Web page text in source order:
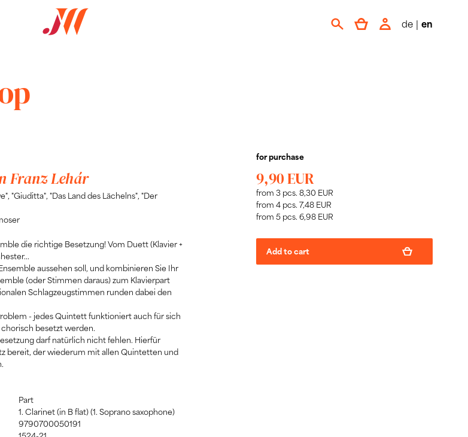
de | en
Franz Lehár
"Giuditta", "Das Land des Lächelns", "Der
die richtige Besetzung! Vom Duett (Klavier +
aussehen soll, und kombinieren Sie Ihr
(oder Stimmen daraus) zum Klavierpart
Schlagzeugstimmen runden dabei den
- jedes Quintett funktioniert auch für sich
besetzt werden.
darf natürlich nicht fehlen. Hierfür
bereit, der wiederum mit allen Quintetten und
Part
1. Clarinet (in B flat) (1. Soprano saxophone)
9790700050191
for purchase
9,90 EUR
from 3 pcs. 8,30 EUR
from 4 pcs. 7,48 EUR
from 5 pcs. 6,98 EUR
Add to cart